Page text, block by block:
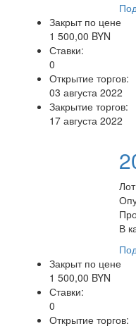
Закрыт по цене
1 500,00 BYN
Ставки:
0
Открытие торгов:
03 августа 2022
Закрытие торгов:
17 августа 2022
В
Закрыт по цене
1 500,00 BYN
Ставки:
0
Открытие торгов: